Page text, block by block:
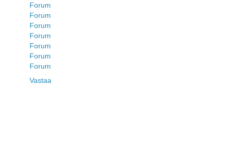
Forum
Forum
Forum
Forum
Forum
Forum
Forum
Vastaa